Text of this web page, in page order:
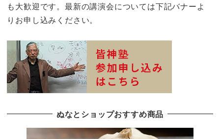
も大歓迎です。最新の講演会については下記バナーよ
りお申し込みください。
ぬなとショップおすすめ商品